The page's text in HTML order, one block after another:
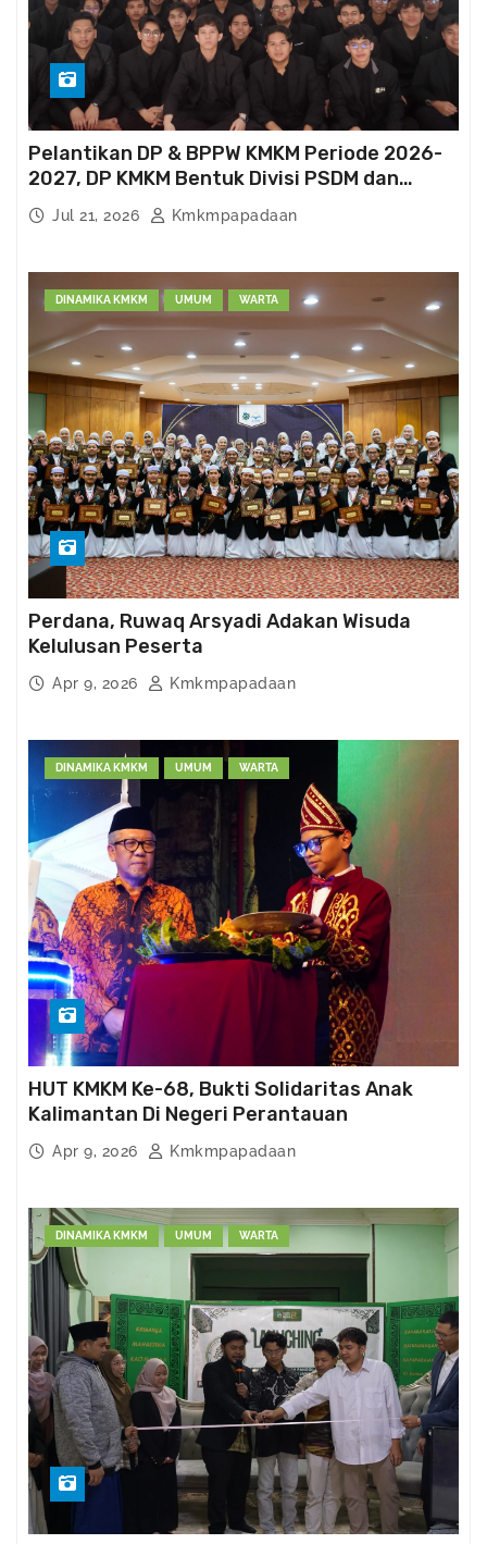
Pelantikan DP & BPPW KMKM Periode 2026-
2027, DP KMKM Bentuk Divisi PSDM dan
Kema’had-an
Jul 21, 2026 Kmkmpapadaan
DINAMIKA KMKM UMUM WARTA
Perdana, Ruwaq Arsyadi Adakan Wisuda
Kelulusan Peserta
Apr 9, 2026 Kmkmpapadaan
DINAMIKA KMKM UMUM WARTA
HUT KMKM Ke-68, Bukti Solidaritas Anak
Kalimantan Di Negeri Perantauan
Apr 9, 2026 Kmkmpapadaan
DINAMIKA KMKM UMUM WARTA